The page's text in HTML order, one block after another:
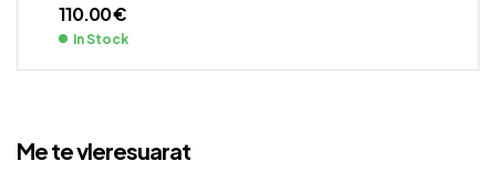
110.00€
In Stock
Me te vleresuarat